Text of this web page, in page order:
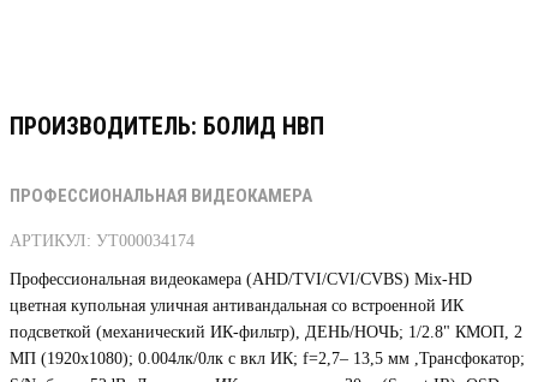
ПРОИЗВОДИТЕЛЬ: БОЛИД НВП
ПРОФЕССИОНАЛЬНАЯ ВИДЕОКАМЕРА
АРТИКУЛ: УТ000034174
Профессиональная видеокамера (AHD/TVI/CVI/CVBS) Mix-HD
цветная купольная уличная антивандальная со встроенной ИК
подсветкой (механический ИК-фильтр), ДЕНЬ/НОЧЬ; 1/2.8" КМОП, 2
МП (1920х1080); 0.004лк/0лк с вкл ИК; f=2,7– 13,5 мм ,Трансфокатор;